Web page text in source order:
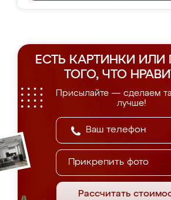
ЕСТЬ КАРТИНКИ ИЛИ
ТОГО, ЧТО
Присылайте — сделаем
лучше!
Прикрепить фото
Рассчитать